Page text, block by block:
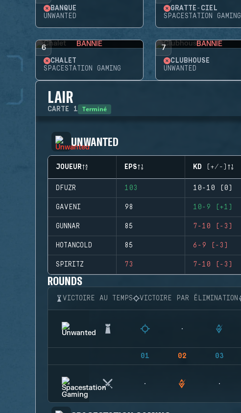
BANQUE
UNWANTED
GRATTE-CIEL
SPACESTATION GAMING
6 BANNIE
CHALET
SPACESTATION GAMING
7 BANNIE
CLUBHOUSE
UNWANTED
LAIR
CARTE 1 Terminé
UNWANTED
JOUEUR EPS KD (+/-)
DFUZR 103 10-10 (0)
GAVENI 98 10-9 (+1)
GUNNAR 85 7-10 (-3)
HOTANCOLD 85 6-9 (-3)
SPIRITZ 73 7-10 (-3)
ROUNDS
VICTOIRE AU TEMPS VICTOIRE PAR ÉLIMINATION
01 02 03